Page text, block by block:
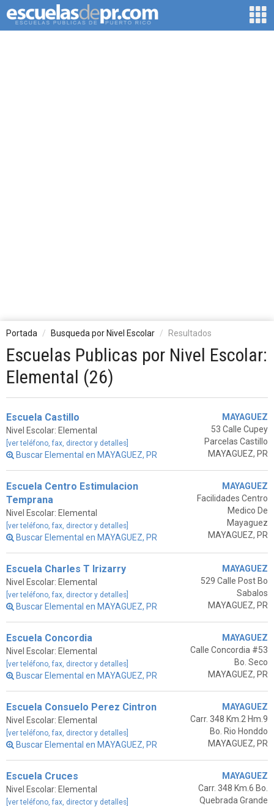
Portada Busqueda por Nivel Escolar Resultados
Escuelas Publicas por Nivel Escolar:
Elemental (26)
Escuela Castillo
Nivel Escolar: Elemental
[ver teléfono, fax, director y detalles]
Buscar Elemental en MAYAGUEZ, PR
MAYAGUEZ
53 Calle Cupey
Parcelas Castillo
MAYAGUEZ, PR
Escuela Centro Estimulacion
Temprana
Nivel Escolar: Elemental
[ver teléfono, fax, director y detalles]
Buscar Elemental en MAYAGUEZ, PR
MAYAGUEZ
Facilidades Centro
Medico De
Mayaguez
MAYAGUEZ, PR
Escuela Charles T Irizarry
Nivel Escolar: Elemental
[ver teléfono, fax, director y detalles]
Buscar Elemental en MAYAGUEZ, PR
MAYAGUEZ
529 Calle Post Bo
Sabalos
MAYAGUEZ, PR
Escuela Concordia
Nivel Escolar: Elemental
[ver teléfono, fax, director y detalles]
Buscar Elemental en MAYAGUEZ, PR
MAYAGUEZ
Calle Concordia #53
Bo. Seco
MAYAGUEZ, PR
Escuela Consuelo Perez Cintron
Nivel Escolar: Elemental
[ver teléfono, fax, director y detalles]
Buscar Elemental en MAYAGUEZ, PR
MAYAGUEZ
Carr. 348 Km.2 Hm.9
Bo. Rio Honddo
MAYAGUEZ, PR
Escuela Cruces
Nivel Escolar: Elemental
[ver teléfono, fax, director y detalles]
MAYAGUEZ
Carr. 348 Km.6 Bo.
Quebrada Grande